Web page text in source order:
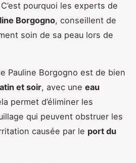
pourquoi les experts de
Borgogno, conseillent de
soin de sa peau lors de
Pauline Borgogno est de bien
et soir, avec une eau
permet d’éliminer les
qui peuvent obstruer les
causée par le port du